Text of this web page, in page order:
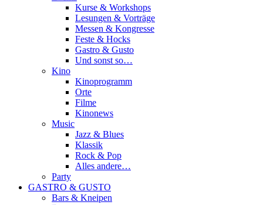
Kurse & Workshops
Lesungen & Vorträge
Messen & Kongresse
Feste & Hocks
Gastro & Gusto
Und sonst so…
Kino
Kinoprogramm
Orte
Filme
Kinonews
Music
Jazz & Blues
Klassik
Rock & Pop
Alles andere…
Party
GASTRO & GUSTO
Bars & Kneipen